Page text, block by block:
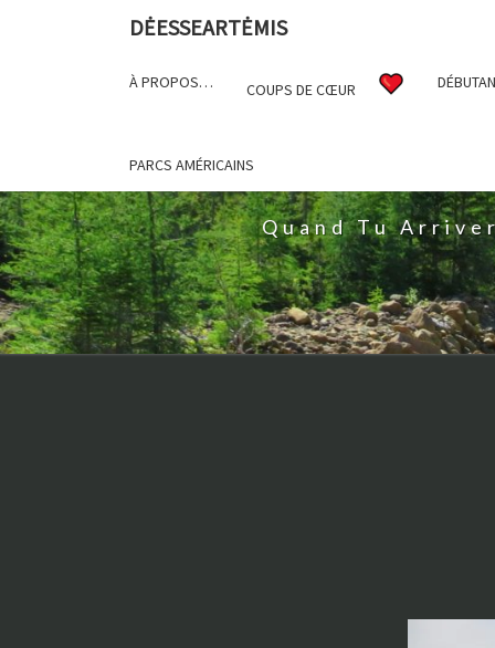
DĖESSEARTĖMIS
À PROPOS… COUPS DE CŒUR
PARCS AMÉRICAINS
Quand Tu